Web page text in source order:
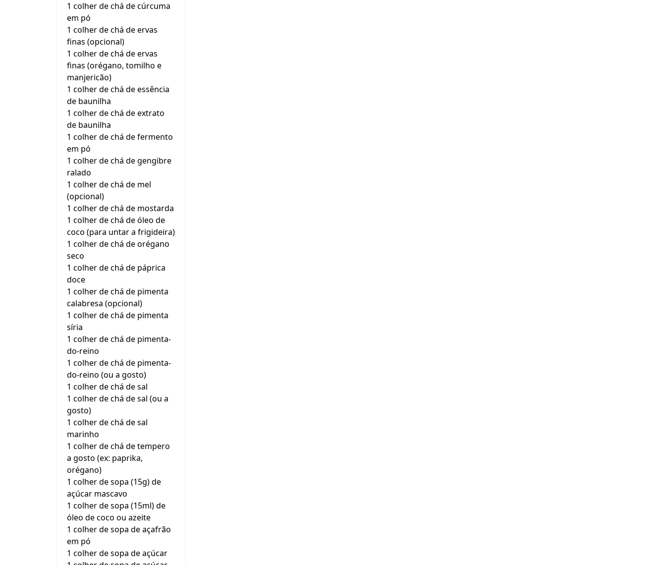
1 colher de chá de cúrcuma
em pó
1 colher de chá de ervas
finas (opcional)
1 colher de chá de ervas
finas (orégano, tomilho e
manjericão)
1 colher de chá de essência
de baunilha
1 colher de chá de extrato
de baunilha
1 colher de chá de fermento
em pó
1 colher de chá de gengibre
ralado
1 colher de chá de mel
(opcional)
1 colher de chá de mostarda
1 colher de chá de óleo de
coco (para untar a frigideira)
1 colher de chá de orégano
seco
1 colher de chá de páprica
doce
1 colher de chá de pimenta
calabresa (opcional)
1 colher de chá de pimenta
síria
1 colher de chá de pimenta-
do-reino
1 colher de chá de pimenta-
do-reino (ou a gosto)
1 colher de chá de sal
1 colher de chá de sal (ou a
gosto)
1 colher de chá de sal
marinho
1 colher de chá de tempero
a gosto (ex: paprika,
orégano)
1 colher de sopa (15g) de
açúcar mascavo
1 colher de sopa (15ml) de
óleo de coco ou azeite
1 colher de sopa de açafrão
em pó
1 colher de sopa de açúcar